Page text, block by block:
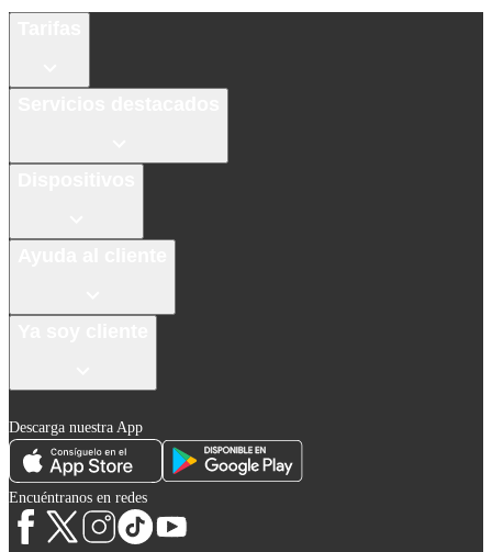
Descarga nuestra App
Encuéntranos en redes